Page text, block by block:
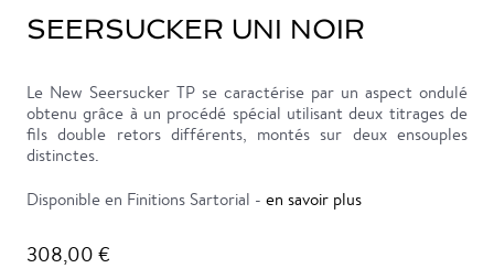
SEERSUCKER UNI NOIR
Le New Seersucker TP se caractérise par un aspect ondulé
obtenu grâce à un procédé spécial utilisant deux titrages de
fils double retors différents, montés sur deux ensouples
distinctes.
Disponible en Finitions Sartorial - en savoir plus
308,00 €